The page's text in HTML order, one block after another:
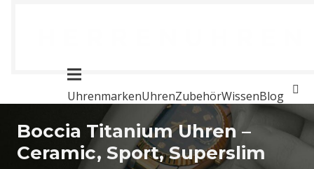
UhrenmarkenUhrenZubehörWissenBlog
Boccia Titanium Uhren –
Ceramic, Sport, Superslim